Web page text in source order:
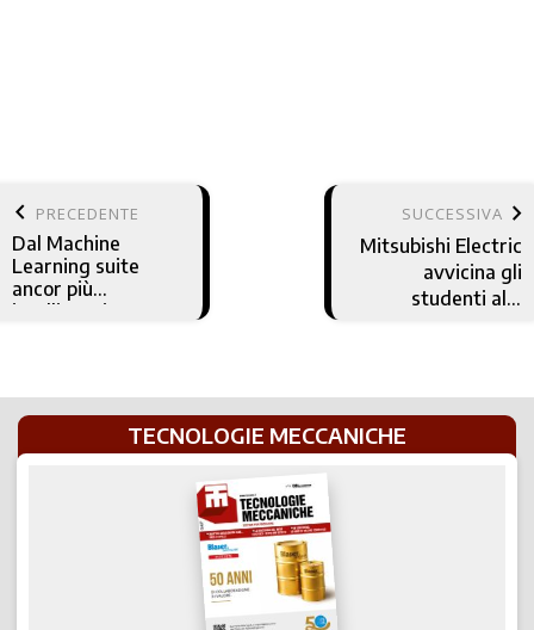
keyboard_arrow_left PRECEDENTE
Dal Machine
Learning suite
ancor più
intelligenti
SUCCESSIVA keyboard_arrow_right
Mitsubishi Electric
avvicina gli
studenti alla
TECNOLOGIE MECCANICHE